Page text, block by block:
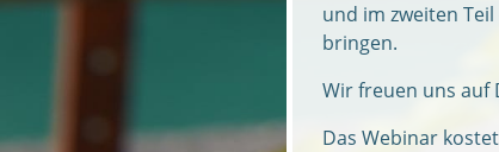
und im zweiten
bringen.
Wir freuen uns auf
Das Webinar